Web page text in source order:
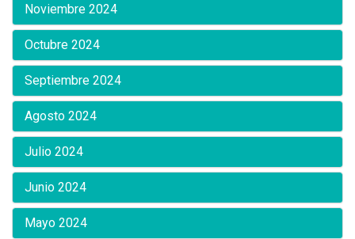
Noviembre 2024
Octubre 2024
Septiembre 2024
Agosto 2024
Julio 2024
Junio 2024
Mayo 2024